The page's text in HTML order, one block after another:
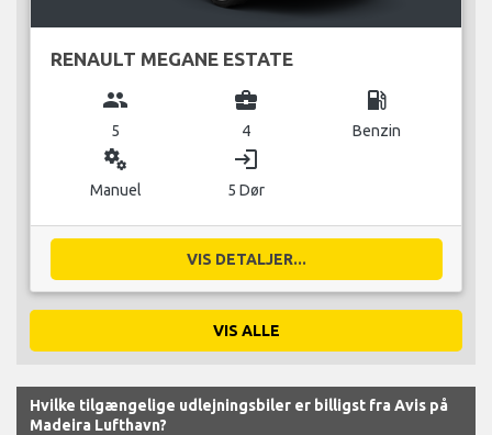
RENAULT MEGANE ESTATE
group
5
business_center
4
local_gas_station
Benzin
miscellaneous_services
Manuel
login
5 Dør
VIS DETALJER...
VIS ALLE
Hvilke tilgængelige udlejningsbiler er billigst fra Avis på
Madeira Lufthavn?